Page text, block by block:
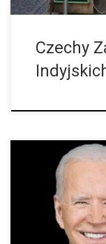
Czechy
Prezydent USA
indyjskich i
szczeblu